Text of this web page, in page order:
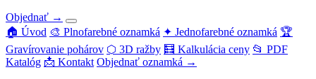
Objednať →
🏠 Úvod 🎨 Plnofarebné oznamká ✦ Jednofarebné oznamká 🏆
Gravírovanie pohárov ⬡ 3D ražby 🧮 Kalkulácia ceny 📂 PDF
Katalóg 📩 Kontakt Objednať oznamká →